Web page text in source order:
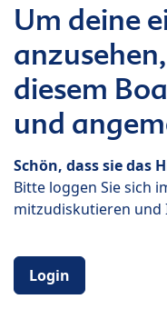
Um deine
diesem
und
Schön, dass sie das
Bitte loggen Sie sich
mitzudiskutieren und
Login